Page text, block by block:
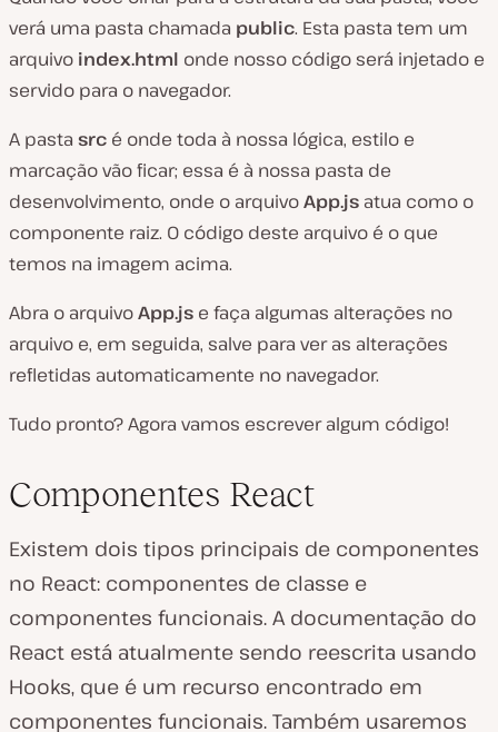
verá uma pasta chamada public. Esta pasta tem um
arquivo index.html onde nosso código será injetado e
servido para o navegador.
A pasta src é onde toda à nossa lógica, estilo e
marcação vão ficar; essa é à nossa pasta de
desenvolvimento, onde o arquivoApp.js atua como o
componente raiz. O código deste arquivo é o que
temos na imagem acima.
Abra o arquivoApp.js e faça algumas alterações no
arquivo e, em seguida, salve para ver as alterações
refletidas automaticamente no navegador.
Tudo pronto? Agora vamos escrever algum código!
Componentes React
Existem dois tipos principais de componentes
no React: componentes de classe e
componentes funcionais. A documentação do
React está atualmente sendo reescrita usando
Hooks, que é um recurso encontrado em
componentes funcionais. Também usaremos